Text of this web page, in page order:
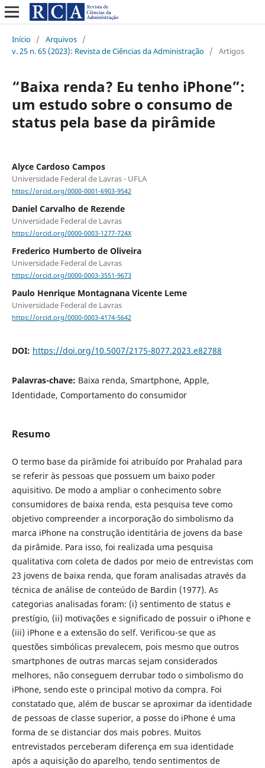
Início / Arquivos /
v. 25 n. 65 (2023): Revista de Ciências da Administração / Artigos
“Baixa renda? Eu tenho iPhone”:
um estudo sobre o consumo de
status pela base da pirâmide
Alyce Cardoso Campos
Universidade Federal de Lavras - UFLA
https://orcid.org/0000-0001-6903-9542
Daniel Carvalho de Rezende
Universidade Federal de Lavras
https://orcid.org/0000-0003-1277-724X
Frederico Humberto de Oliveira
Universidade Federal de Lavras
https://orcid.org/0000-0003-3551-9673
Paulo Henrique Montagnana Vicente Leme
Universidade Federal de Lavras
https://orcid.org/0000-0003-4174-5642
DOI: https://doi.org/10.5007/2175-8077.2023.e82788
Palavras-chave: Baixa renda, Smartphone, Apple,
Identidade, Comportamento do consumidor
Resumo
O termo base da pirâmide foi atribuído por Prahalad para
se referir às pessoas que possuem um baixo poder
aquisitivo. De modo a ampliar o conhecimento sobre
consumidores de baixa renda, esta pesquisa teve como
objetivo compreender a incorporação do simbolismo da
marca iPhone na construção identitária de jovens da base
da pirâmide. Para isso, foi realizada uma pesquisa
qualitativa com coleta de dados por meio de entrevistas com
23 jovens de baixa renda, que foram analisadas através da
técnica de análise de conteúdo de Bardin (1977). As
categorias analisadas foram: (i) sentimento de status e
prestígio, (ii) motivações e significado de possuir o iPhone e
(iii) iPhone e a extensão do self. Verificou-se que as
questões simbólicas prevalecem, pois mesmo que outros
smartphones de outras marcas sejam considerados
melhores, não conseguem derrubar todo o simbolismo do
iPhone, sendo este o principal motivo da compra. Foi
constatado que, além de buscar se aproximar da identidade
de pessoas de classe superior, a posse do iPhone é uma
forma de se distanciar dos mais pobres. Muitos
entrevistados perceberam diferença em sua identidade
após a aquisição do aparelho, tendo sentimentos de